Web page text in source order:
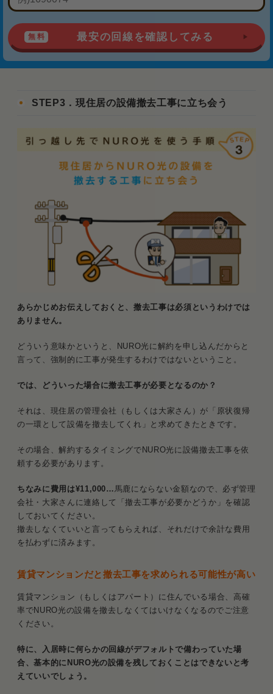
最安の回線を確認してみる
STEP3．現住居の設備撤去工事に立ち会う
あらかじめお伝えしておくと、撤去工事は必須というわけでは
ありません。
どういう意味かというと、NURO光に解約を申し込んだからと
言って、強制的に工事が発生するわけではないということ。
では、どういった場合に撤去工事が必要となるのか？
それは、現住居の管理会社（もしくは大家さん）が「原状復帰
の一環として設備を撤去してくれ」と求めてきたときです。
その場合、解約するタイミングでNURO光に設備撤去工事を依
頼する必要があります。
ちなみに費用は¥11,000…馬鹿にならない金額なので、必ず管理
会社・大家さんに連絡して「撤去工事が必要かどうか」を確認
しておいてください。
撤去しなくていいと言ってもらえれば、それだけで余計な費用
を払わずに済みます。
賃貸マンションだと撤去工事を求められる可能性が高い
賃貸マンション（もしくはアパート）に住んでいる場合、高確
率でNURO光の設備を撤去しなくてはいけなくなるのでご注意
ください。
特に、入居時に何らかの回線がデフォルトで備わっていた場
合、基本的にNURO光の設備を残しておくことはできないと考
えていいでしょう。